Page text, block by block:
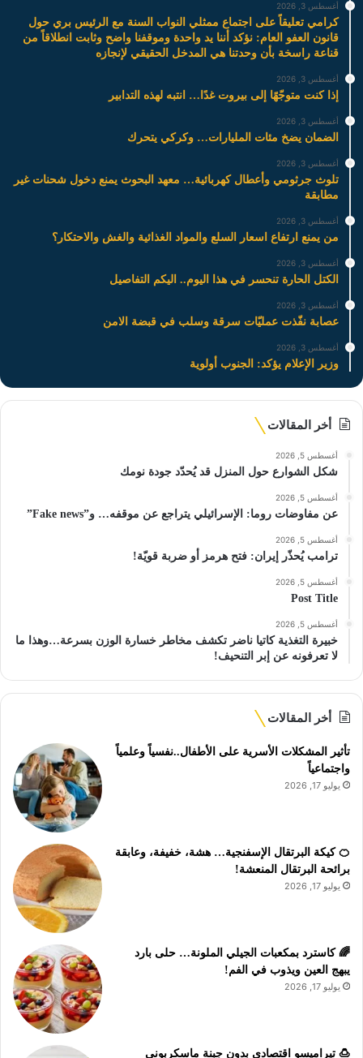
أغسطس 3, 2026
كرامي تعليقاً على اجتماع ممثلي النواب السنة مع الرئيس بري حول
قانون العفو العام: نؤكد أننا يد واحدة وموقفنا واضح وثابت انطلاقاً من
قناعة راسخة بأن وحدتنا هي المدخل الحقيقي لإنجازه
أغسطس 3, 2026
إذا كنت متوجّهًا إلى بيروت غدًا… انتبه لهذه التدابير
أغسطس 3, 2026
الضمان يضخ مئات المليارات… وكركي يتحرك
أغسطس 3, 2026
تلوث جرثومي وأعطال كهربائية… معهد البحوث يمنع دخول شحنات غير
مطابقة
أغسطس 3, 2026
من يمنع ارتفاع اسعار السلع والمواد الغذائية والغش والاحتكار؟
أغسطس 3, 2026
الكتل الحارة تنحسر في هذا اليوم.. اليكم التفاصيل
أغسطس 3, 2026
عصابة نفّذت عمليّات سرقة وسلب في قبضة الامن
أغسطس 3, 2026
وزير الإعلام يؤكد: الجنوب أولوية
أخر المقالات
أغسطس 5, 2026
شكل الشوارع حول المنزل قد يُحدّد جودة نومك
أغسطس 5, 2026
عن مفاوضات روما: الإسرائيلي يتراجع عن موقفه… و”Fake news”
أغسطس 5, 2026
ترامب يُحذّر إيران: فتح هرمز أو ضربة قويّة!
أغسطس 5, 2026
Post Title
أغسطس 5, 2026
خبيرة التغذية كاتيا ناضر تكشف مخاطر خسارة الوزن بسرعة…وهذا ما
لا تعرفونه عن إبر التنحيف!
أخر المقالات
تأثير المشكلات الأسرية على الأطفال..نفسياً وعلمياً
واجتماعياً
يوليو 17, 2026
🍊 كيكة البرتقال الإسفنجية… هشة، خفيفة، وعابقة
برائحة البرتقال المنعشة!
يوليو 17, 2026
🌈 كاسترد بمكعبات الجيلي الملونة… حلى بارد
يبهج العين ويذوب في الفم!
يوليو 17, 2026
🍮 تيراميسو اقتصادي بدون جبنة ماسكربوني